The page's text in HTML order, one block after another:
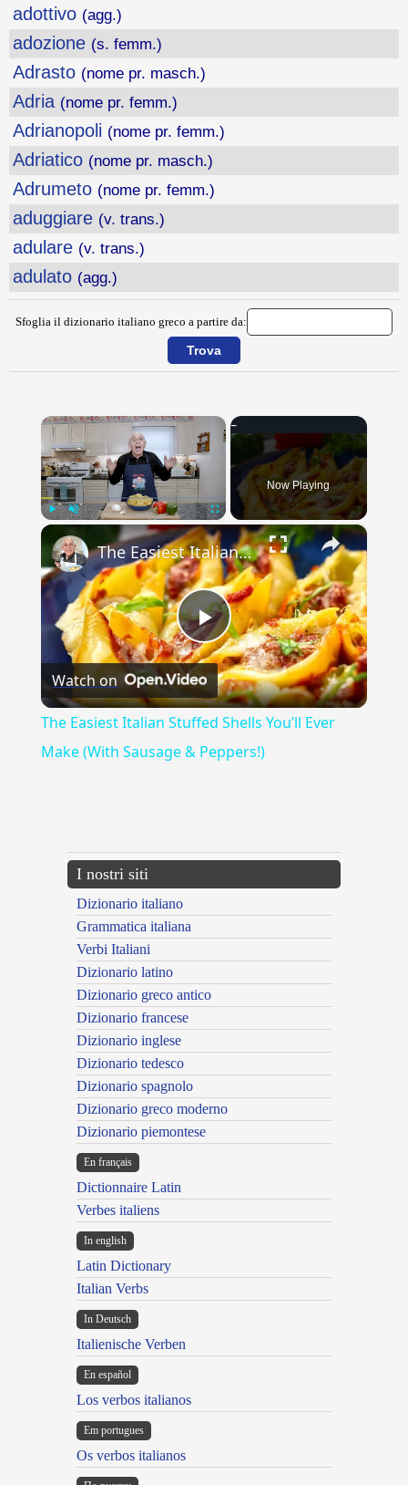
adottivo (agg.)
adozione (s. femm.)
Adrasto (nome pr. masch.)
Adria (nome pr. femm.)
Adrianopoli (nome pr. femm.)
Adriatico (nome pr. masch.)
Adrumeto (nome pr. femm.)
aduggiare (v. trans.)
adulare (v. trans.)
adulato (agg.)
Sfoglia il dizionario italiano greco a partire da:
×
Fullscreen
Now Playing
×
Play
Video
The Easiest Italian Stuffed Shells You’ll Ever Make (With Sausage & Peppers!)
Watch on
The Easiest Italian Stuffed Shells You’ll Ever
Make (With Sausage & Peppers!)
I nostri siti
Dizionario italiano
Grammatica italiana
Verbi Italiani
Dizionario latino
Dizionario greco antico
Dizionario francese
Dizionario inglese
Dizionario tedesco
Dizionario spagnolo
Dizionario greco moderno
Dizionario piemontese
En français
Dictionnaire Latin
Verbes italiens
In english
Latin Dictionary
Italian Verbs
In Deutsch
Italienische Verben
En español
Los verbos italianos
Em portugues
Os verbos italianos